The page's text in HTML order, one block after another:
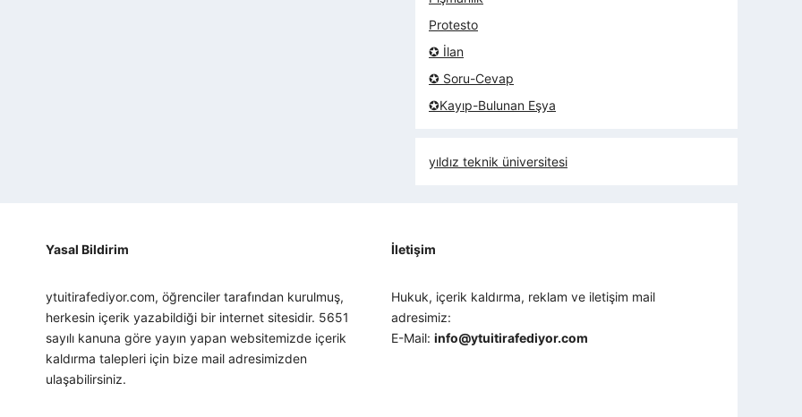
Protesto
✪ İlan
✪ Soru-Cevap
✪Kayıp-Bulunan Eşya
yıldız teknik üniversitesi
Yasal Bildirim
ytuitirafediyor.com, öğrenciler tarafından kurulmuş,
herkesin içerik yazabildiği bir internet sitesidir. 5651
sayılı kanuna göre yayın yapan websitemizde içerik
kaldırma talepleri için bize mail adresimizden
ulaşabilirsiniz.
İletişim
Hukuk, içerik kaldırma, reklam ve iletişim mail
adresimiz:
E-Mail:info@ytuitirafediyor.com